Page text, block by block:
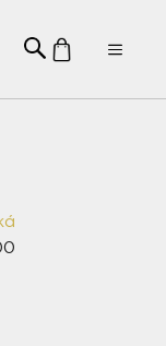
Menu